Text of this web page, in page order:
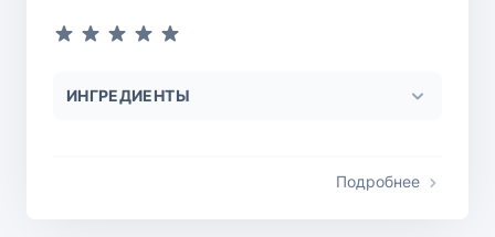
ИНГРЕДИЕНТЫ
Подробнее